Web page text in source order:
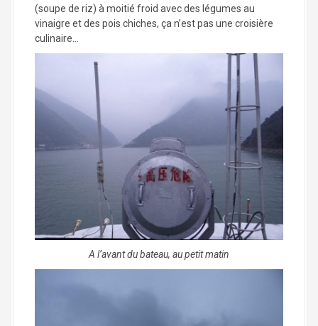
(soupe de riz) à moitié froid avec des légumes au
vinaigre et des pois chiches, ça n’est pas une croisière
culinaire…
A l’avant du bateau, au petit matin